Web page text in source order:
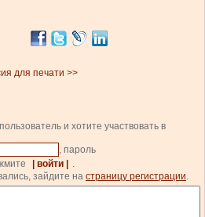
для печати >>
и хотите участвовать в
, пароль
| войти |
.
зайдите на страницу регистрации.